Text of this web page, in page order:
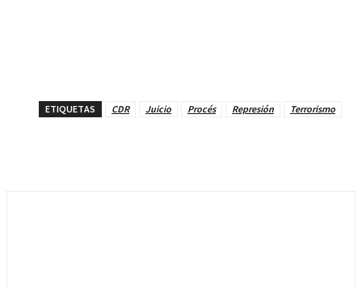
ETIQUETAS CDR Juicio Procés Represión Terrorismo